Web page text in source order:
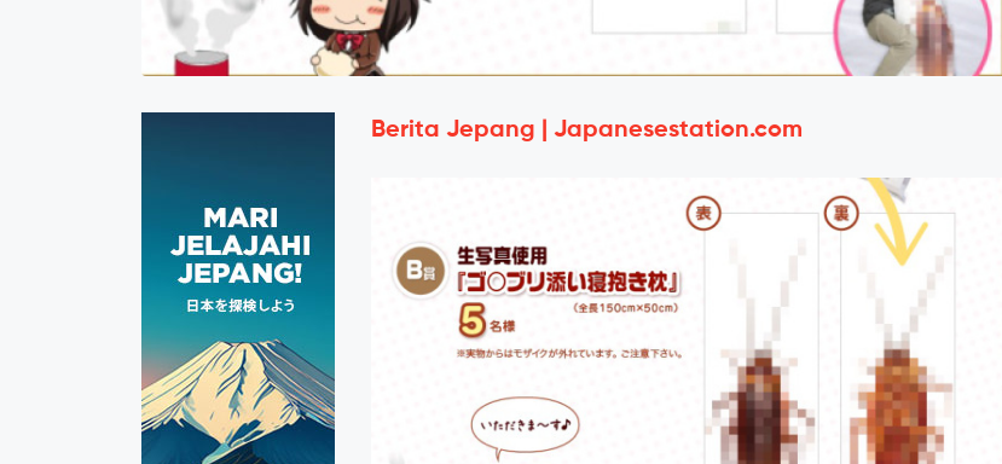
Berita Jepang | Japanesestation.com